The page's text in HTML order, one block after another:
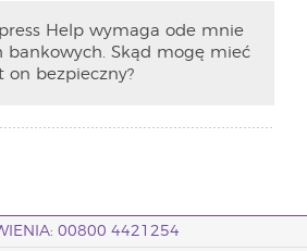
Help wymaga ode mnie
bankowych. Skąd mogę mieć
on bezpieczny?
00800 4421254